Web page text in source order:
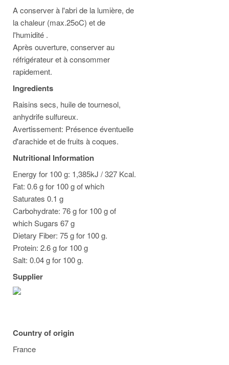
A conserver à l'abri de la lumière, de
la chaleur (max.25oC) et de
l'humidité .
Après ouverture, conserver au
réfrigérateur et à consommer
rapidement.
Ingredients
Raisins secs, huile de tournesol,
anhydrife sulfureux.
Avertissement: Présence éventuelle
d'arachide et de fruits à coques.
Nutritional Information
Energy for 100 g: 1,385kJ / 327 Kcal.
Fat: 0.6 g for 100 g of which
Saturates 0.1 g
Carbohydrate: 76 g for 100 g of
which Sugars 67 g
Dietary Fiber: 75 g for 100 g.
Protein: 2.6 g for 100 g
Salt: 0.04 g for 100 g.
Supplier
Country of origin
France